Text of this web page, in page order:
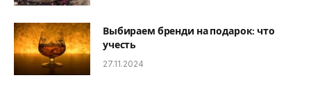
Выбираем бренди на подарок: что
учесть
27.11.2024